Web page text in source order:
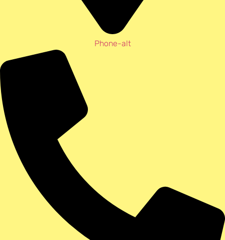
Phone-alt